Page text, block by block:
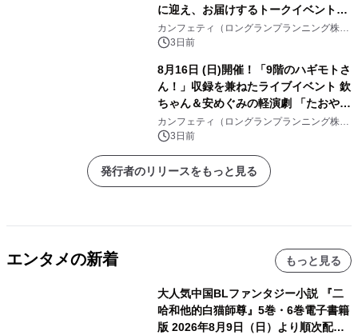
に迎え、お届けするトークイベント
『第4回 堀口はしのお話の会』チケッ
ト発売中
カンフェティ（ロングランプランニング株式
会社）
3日前
8月16日 (日)開催！「9階のハギモトさ
ん！」収録を兼ねたライブイベント 欽
ちゃん＆安めぐみの軽演劇 「たおやか
な心」 チケット販売中
カンフェティ（ロングランプランニング株式
会社）
3日前
発行者のリリースをもっと見る
エンタメの新着 もっと見る
大人気中国BLファンタジー小説 『二
哈和他的白猫師尊』5巻・6巻電子書籍
版 2026年8月9日（日）より順次配信